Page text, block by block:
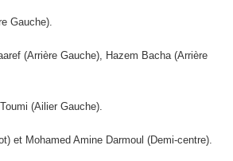
Gauche).
(Arrière Gauche), Hazem Bacha (Arrière
(Ailier Gauche).
et Mohamed Amine Darmoul (Demi-centre).